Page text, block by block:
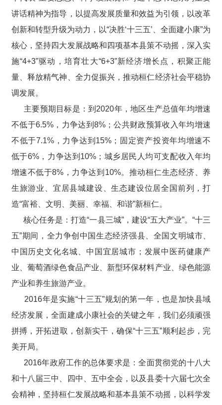
讲话精神为指导，以提高发展质量和效益为引领，以改革
创新和转型升级为动力，以“决胜‘十三五’、全面建小康”为
核心，坚持四大发展战略和四项基本县策不动摇，深入实
施“4+3”驱动，培育壮大“6+3”新经济增长点，积聚正能
量、释放精气神、全力促振兴，推动桓仁经济社会平稳协
调发展。
主要预期目标是：到2020年，地区生产总值年均增速
不低于6.5%，力争达到8%；公共财政预算收入年均增速
不低于7.1%，力争达到15%；固定资产投资年均增速不
低于6%，力争达到10%；城乡居民人均可支配收入年均
增速不低于8%，力争达到10%。推动桓仁生态经济、养
生旅游业、宜居县城建设、生态建设位居全国前列，打
造“富裕、文明、美丽、幸福、和谐”新桓仁。
核心任务是：打造“一县三城”，建设“五大产业”。“十三
五”期间，全力争创中国生态经济强县、全国文明城市、
中国历史文化名城、中国宜居城市；发展中医药健康产
业、葡萄酒绿色食品产业、新型环保材料产业、绿色能源
产业和养生旅游产业。
2016年是实施“十三五”规划的第一年，也是加快县域
经济发展，全面建成小康社会的关键之年，我们必须顽强
拼搏，开拓进取，创新实干，确保“十三五”顺利起步，完
美开局。
2016年政府工作的总体要求是：全面贯彻党的十八大
和十八届三中、四中、五中全会，以及县委十六届七次全
会精神，坚持桓仁发展战略和基本县策不动摇，以科学发